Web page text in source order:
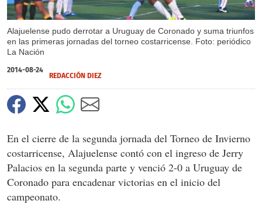
Alajuelense pudo derrotar a Uruguay de Coronado y suma triunfos
en las primeras jornadas del torneo costarricense. Foto: periódico
La Nación
2014-08-24
REDACCIÓN DIEZ
En el cierre de la segunda jornada del Torneo de Invierno
costarricense, Alajuelense contó con el ingreso de Jerry
Palacios en la segunda parte y venció 2-0 a Uruguay de
Coronado para encadenar victorias en el inicio del
campeonato.